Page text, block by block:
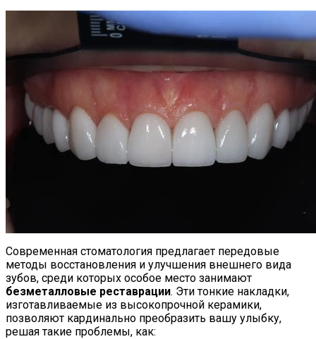
Современная стоматология предлагает передовые
методы восстановления и улучшения внешнего вида
зубов, среди которых особое место занимают
безметалловые реставрации. Эти тонкие накладки,
изготавливаемые из высокопрочной керамики,
позволяют кардинально преобразить вашу улыбку,
решая такие проблемы, как: